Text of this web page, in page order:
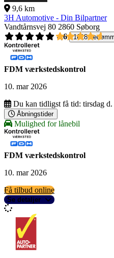
9,6 km
3H Automotive - Din Bilpartner
Vandtårnsvej 80 2860 Søborg
4,6
1618
FDM værkstedskontrol
10. mar 2026
Du kan tidligst få tid: tirsdag
Åbningstider
Mulighed for lånebil
FDM værkstedskontrol
10. mar 2026
Få tilbud online
Se detaljer